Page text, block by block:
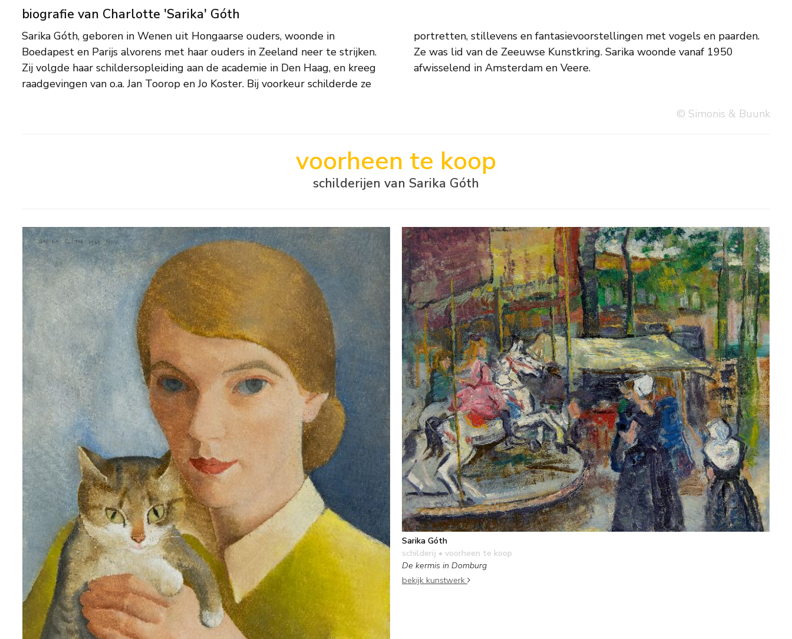
biografie van Charlotte 'Sarika' Góth
Sarika Góth, geboren in Wenen uit Hongaarse ouders, woonde in
Boedapest en Parijs alvorens met haar ouders in Zeeland neer te strijken.
Zij volgde haar schildersopleiding aan de academie in Den Haag, en kreeg
raadgevingen van o.a. Jan Toorop en Jo Koster. Bij voorkeur schilderde ze
portretten, stillevens en fantasievoorstellingen met vogels en paarden.
Ze was lid van de Zeeuwse Kunstkring. Sarika woonde vanaf 1950
afwisselend in Amsterdam en Veere.
© Simonis & Buunk
voorheen te koop
schilderijen van Sarika Góth
Sarika Góth
schilderij • voorheen te koop
De kermis in Domburg
bekijk kunstwerk